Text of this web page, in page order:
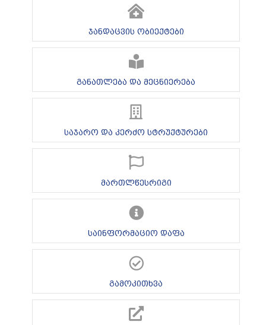
ჯანდაცვის ობიექტები
განათლება და მეცნიერება
საჯარო და კერძო სტრუქტურები
მართლწესრიგი
საინფორმაციო დაფა
გამოკითხვა